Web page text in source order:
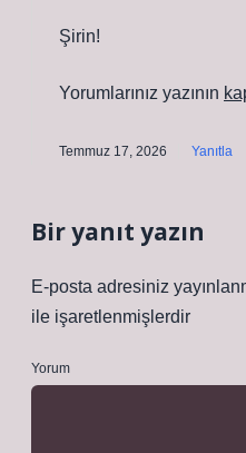
Şirin!
Yorumlarınız yazının
Temmuz 17, 2026 Yanıtla
Bir yanıt yazın
E-posta adresiniz
ile işaretlenmişlerdir
Yorum